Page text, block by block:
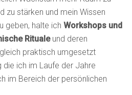
zu stärken und mein Wissen
geben, halte ich Workshops und
Ritualeund deren
praktisch umgesetzt
die ich im Laufe der Jahre
im Bereich der persönlichen